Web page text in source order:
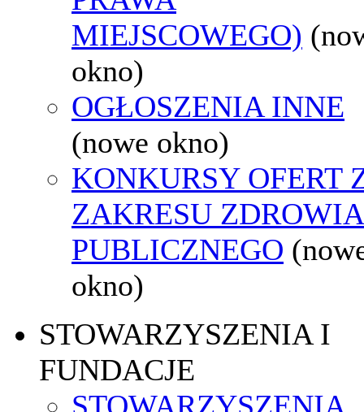
MIEJSCOWEGO)
okno)
OGŁOSZENIA INNE
(nowe okno)
KONKURSY OFERT
ZAKRESU ZDROWIA
PUBLICZNEGO
okno)
STOWARZYSZENIA I
FUNDACJE